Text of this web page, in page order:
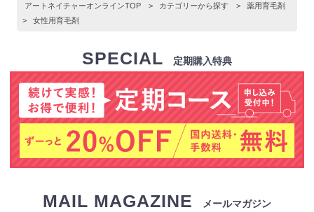
アートネイチャーオンラインTOP > カテゴリーから探す >
薬用育毛剤
>
女性用育毛剤
SPECIAL 定期購入特典
MAIL MAGAZINE メールマガジン